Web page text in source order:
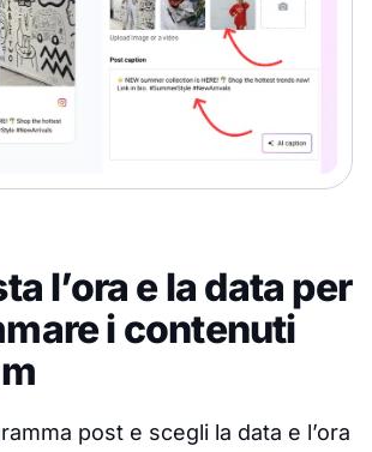
l’ora e la data per
i contenuti
post e scegli la data e l’ora